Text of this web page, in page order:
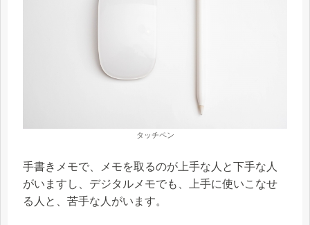
タッチペン
手書きメモで、メモを取るのが上手な人と下手な人
がいますし、デジタルメモでも、上手に使いこなせ
る人と、苦手な人がいます。